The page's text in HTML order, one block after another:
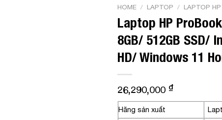
HOME / LAPTOP / LAPTOP HP
Laptop HP
8GB/ 512GB SSD/
HD/ Windows 11
26,290,000 ₫
Hãng sản xuất